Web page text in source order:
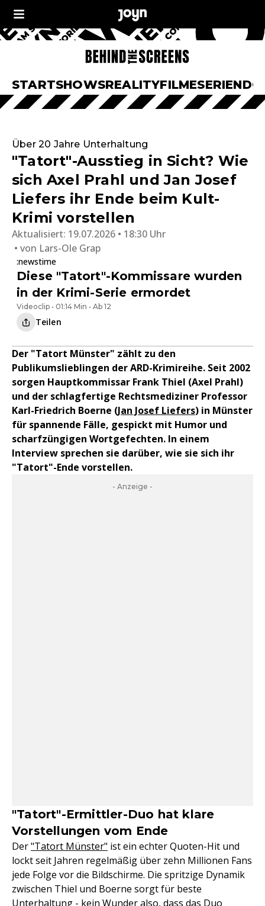
STARTSHOWSREALITYFILMESERIEN
Über 20 Jahre Unterhaltung
"Tatort"-Ausstieg in Sicht? Wie
sich Axel Prahl und Jan Josef
Liefers ihr Ende beim Kult-
Krimi vorstellen
Aktualisiert: 19.07.2026 • 18:30 Uhr
von Lars-Ole Grap
:newstime
Diese "Tatort"-Kommissare wurden
in der Krimi-Serie ermordet
Videoclip • 01:14 Min • Ab 12
Teilen
Der "Tatort Münster" zählt zu den
Publikumslieblingen der ARD-Krimireihe. Seit 2002
sorgen Hauptkommissar Frank Thiel (Axel Prahl)
und der schlagfertige Rechtsmediziner Professor
Karl-Friedrich Boerne (Jan Josef Liefers) in Münster
für spannende Fälle, gespickt mit Humor und
scharfzüngigen Wortgefechten. In einem
Interview sprechen sie darüber, wie sie sich ihr
"Tatort"-Ende vorstellen.
- Anzeige -
"Tatort"-Ermittler-Duo hat klare
Vorstellungen vom Ende
Der"Tatort Münster" ist ein echter Quoten-Hit und
lockt seit Jahren regelmäßig über zehn Millionen Fans
jede Folge vor die Bildschirme. Die spritzige Dynamik
zwischen Thiel und Boerne sorgt für beste
Unterhaltung - kein Wunder also, dass das Duo